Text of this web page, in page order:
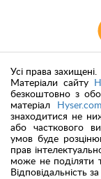
Усі права захищені.
Матеріали сайту
безкоштовно з
матеріал
знаходитися не
або часткового
умов буде
прав
може не поділяти
Відповідальність